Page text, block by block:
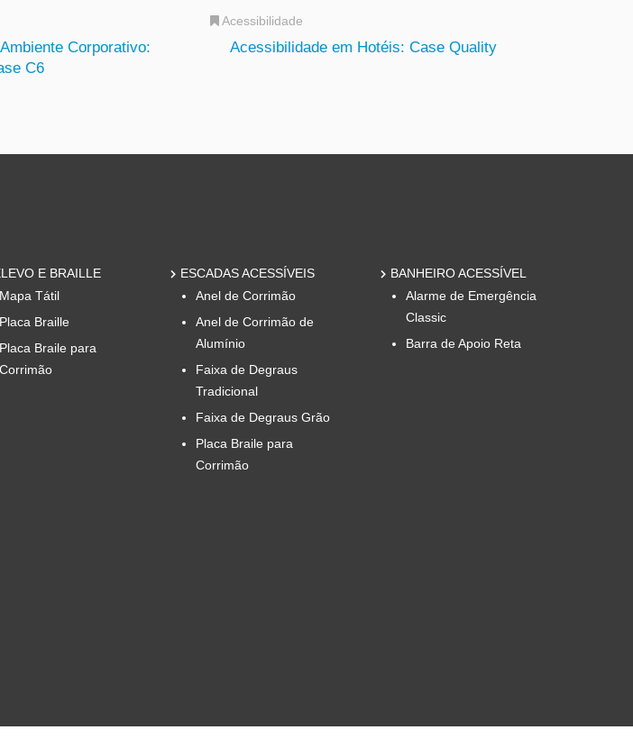
Corporativo:
C6
Acessibilidade
Acessibilidade em Hotéis: Case Quality
E BRAILLE
Mapa Tátil
Placa Braille
Placa Braile para
Corrimão
ESCADAS ACESSÍVEIS
Anel de Corrimão
Anel de Corrimão de
Alumínio
Faixa de Degraus
Tradicional
Faixa de Degraus Grão
Placa Braile para
Corrimão
BANHEIRO ACESSÍVEL
Alarme de Emergência
Classic
Barra de Apoio Reta